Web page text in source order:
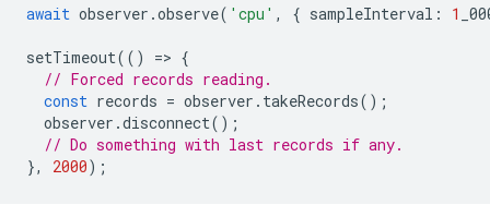
await observer .observe( 'cpu' , { sampleInterval : 1
setTimeout(() => {
// Forced records reading.
const records = observer . takeRecords();
observer .disconnect();
// Do something with last records if any.
},
2000);